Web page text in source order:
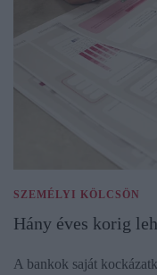
SZEMÉLYI KÖLCSÖN
Hány éves korig
A bankok saját